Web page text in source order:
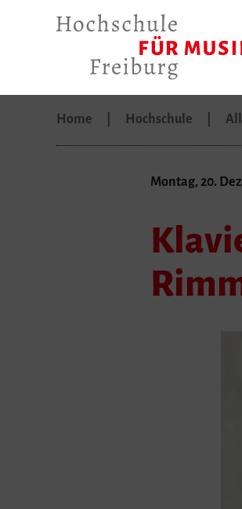
Home Hochschule
Montag, 20.